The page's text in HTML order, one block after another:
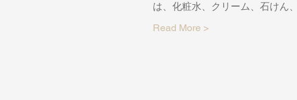
は、化粧水、クリーム、石けん
Read More >